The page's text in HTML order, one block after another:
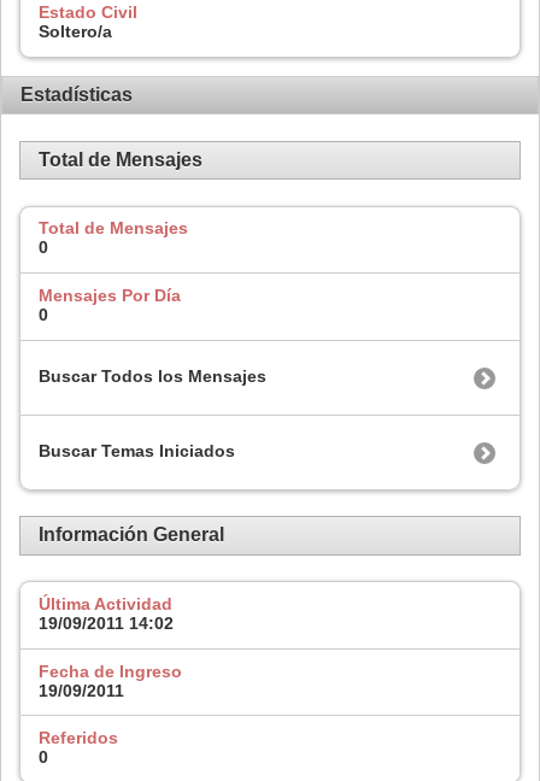
Estado Civil
Soltero/a
Estadísticas
Total de Mensajes
Total de Mensajes
0
Mensajes Por Día
0
Buscar Todos los Mensajes
Buscar Temas Iniciados
Información General
Última Actividad
19/09/2011 14:02
Fecha de Ingreso
19/09/2011
Referidos
0